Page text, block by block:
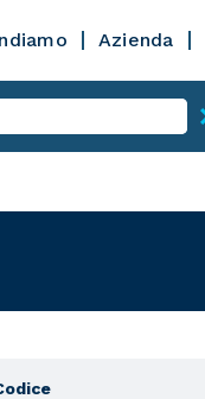
Azienda